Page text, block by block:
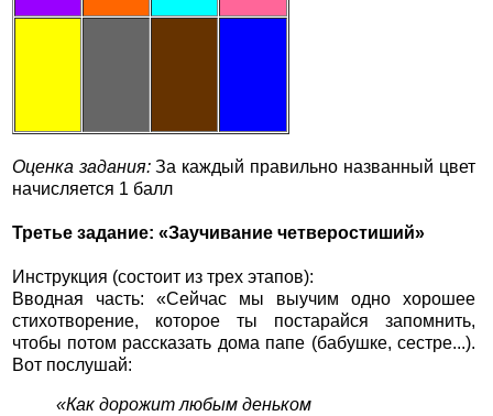
Оценка задания:За каждый правильно названный цвет
начисляется 1 балл
Третье задание: «Заучивание четверостиший»
Инструкция (состоит из трех этапов):
Вводная часть: «Сейчас мы выучим одно хорошее
стихотворение, которое ты постарайся запомнить,
чтобы потом рассказать дома папе (бабушке, сестре...).
Вот послушай:
«Как дорожит любым деньком